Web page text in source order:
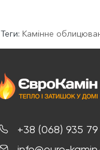
Теги: Камінне
+38 (068) 935 79